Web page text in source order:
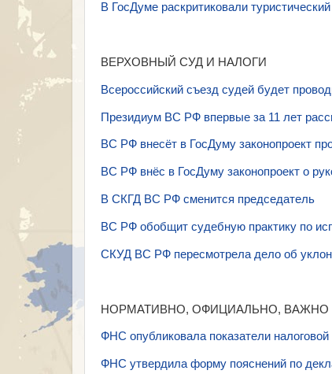
В ГосДуме раскритиковали туристический
ВЕРХОВНЫЙ СУД И НАЛОГИ
Всероссийский съезд судей будет
Президиум ВС РФ впервые за 11 лет
ВС РФ внесёт в ГосДуму законопроект
ВС РФ внёс в ГосДуму законопроект о
В СКГД ВС РФ сменится председатель
ВС РФ обобщит судебную практику по
СКУД ВС РФ пересмотрела дело об
НОРМАТИВНО, ОФИЦИАЛЬНО, ВАЖНО
ФНС опубликовала показатели налоговой
ФНС утвердила форму пояснений по